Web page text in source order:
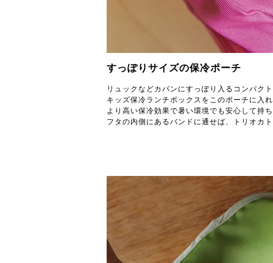
すっぽりサイズの保冷ポーチ
リュックなどカバンにすっぽり入るコンパク
キッズ保冷ランチボックスをこのポーチに入
より高い保冷効果で暑い環境でも安心して持
フタの内側にあるバンドに通せば、トリオカ